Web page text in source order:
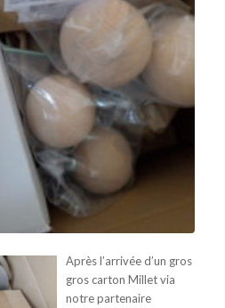
Après l’arrivée d’un gros
gros carton Millet via
notre partenaire